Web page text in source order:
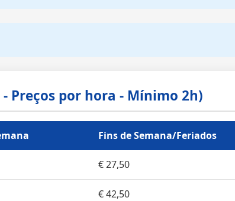
Preços por hora - Mínimo 2h)
Fins de Semana/Feriados
€ 27,50
€ 42,50